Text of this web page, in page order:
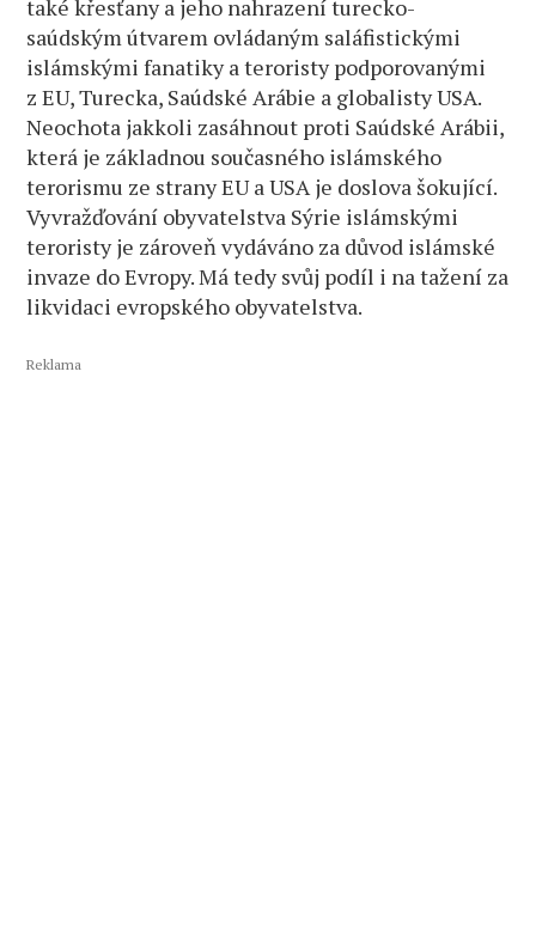
také křesťany a jeho nahrazení turecko-
saúdským útvarem ovládaným saláfistickými
islámskými fanatiky a teroristy podporovanými
z EU, Turecka, Saúdské Arábie a globalisty USA.
Neochota jakkoli zasáhnout proti Saúdské Arábii,
která je základnou současného islámského
terorismu ze strany EU a USA je doslova šokující.
Vyvražďování obyvatelstva Sýrie islámskými
teroristy je zároveň vydáváno za důvod islámské
invaze do Evropy. Má tedy svůj podíl i na tažení za
likvidaci evropského obyvatelstva.
Reklama